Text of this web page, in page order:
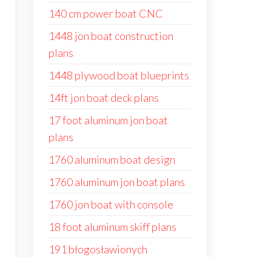
140 cm power boat CNC
1448 jon boat construction
plans
1448 plywood boat blueprints
14ft jon boat deck plans
17 foot aluminum jon boat
plans
1760 aluminum boat design
1760 aluminum jon boat plans
1760 jon boat with console
18 foot aluminum skiff plans
191 błogosławionych